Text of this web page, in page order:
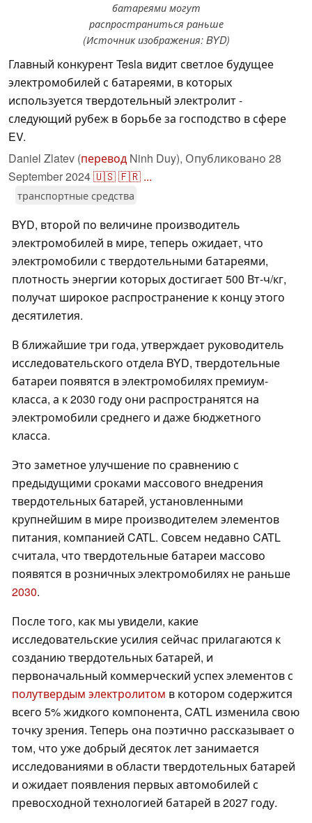
батареями могут
распространиться раньше
(Источник изображения: BYD)
Главный конкурент Tesla видит светлое будущее
электромобилей с батареями, в которых
используется твердотельный электролит -
следующий рубеж в борьбе за господство в сфере
EV.
Daniel Zlatev (перевод Ninh Duy), Опубликовано 28
September 2024🇺🇸🇫🇷 ...
транспортные средства
BYD, второй по величине производитель
электромобилей в мире, теперь ожидает, что
электромобили с твердотельными батареями,
плотность энергии которых достигает 500 Вт-ч/кг,
получат широкое распространение к концу этого
десятилетия.
В ближайшие три года, утверждает руководитель
исследовательского отдела BYD, твердотельные
батареи появятся в электромобилях премиум-
класса, а к 2030 году они распространятся на
электромобили среднего и даже бюджетного
класса.
Это заметное улучшение по сравнению с
предыдущими сроками массового внедрения
твердотельных батарей, установленными
крупнейшим в мире производителем элементов
питания, компанией CATL. Совсем недавно CATL
считала, что твердотельные батареи массово
появятся в розничных электромобилях не раньше
2030.
После того, как мы увидели, какие
исследовательские усилия сейчас прилагаются к
созданию твердотельных батарей, и
первоначальный коммерческий успех элементов с
полутвердым электролитом в котором содержится
всего 5% жидкого компонента, CATL изменила свою
точку зрения. Теперь она поэтично рассказывает о
том, что уже добрый десяток лет занимается
исследованиями в области твердотельных батарей
и ожидает появления первых автомобилей с
превосходной технологией батарей в 2027 году.